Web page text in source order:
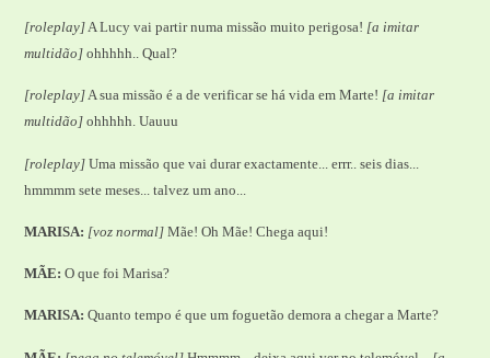
[roleplay] A Lucy vai partir numa missão muito perigosa! [a imitar
multidão] ohhhhh.. Qual?
[roleplay]A sua missão é a de verificar se há vida em Marte! [a imitar
multidão] ohhhhh. Uauuu
[roleplay] Uma missão que vai durar exactamente... errr.. seis dias...
hmmmm sete meses... talvez um ano...
MARISA: [voz normal] Mãe! Oh Mãe! Chega aqui!
MÃE: O que foi Marisa?
MARISA: Quanto tempo é que um foguetão demora a chegar a Marte?